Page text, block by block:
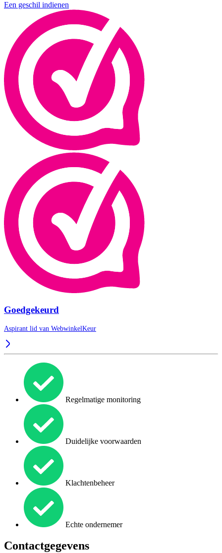
Een geschil indienen
Goedgekeurd
Aspirant lid van WebwinkelKeur
Regelmatige monitoring
Duidelijke voorwaarden
Klachtenbeheer
Echte ondernemer
Contactgegevens